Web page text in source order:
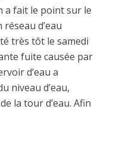
a fait le point sur le
d’eau
très tôt le samedi
fuite causée par
d’eau a
niveau d’eau,
la tour d’eau. Afin